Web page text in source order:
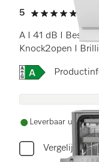
5
5 sterren op 5
A I 41 dB I
Knock2open I
Online Label
Leverbaar uit
Vergelijken